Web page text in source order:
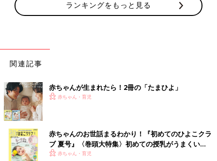
母乳が出たと安心をしていたらしこりを発見。乳腺炎かも…と心
配に
ランキングをもっと見る
関連記事
赤ちゃんが生まれたら！2冊の「たまひよ」
赤ちゃん・育児
赤ちゃんのお世話まるわかり！『初めてのひよこクラ
ブ 夏号』〈巻頭大特集〉初めての授乳がうまくい
く！ おっぱい・ミルクの基本と夏のトラブル 解決テ
赤ちゃん・育児